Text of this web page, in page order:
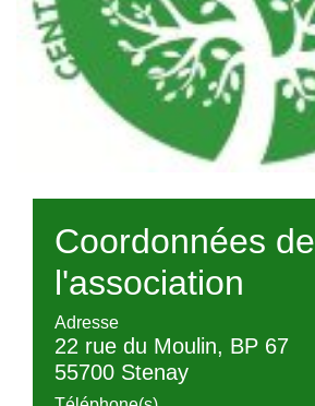
Coordonnées de
l'association
Adresse
22 rue du Moulin, BP 67
55700 Stenay